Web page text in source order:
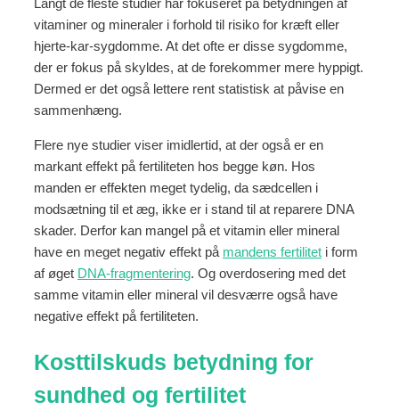
Langt de fleste studier har fokuseret på betydningen af
vitaminer og mineraler i forhold til risiko for kræft eller
hjerte-kar-sygdomme. At det ofte er disse sygdomme,
der er fokus på skyldes, at de forekommer mere hyppigt.
Dermed er det også lettere rent statistisk at påvise en
sammenhæng.
Flere nye studier viser imidlertid, at der også er en
markant effekt på fertiliteten hos begge køn. Hos
manden er effekten meget tydelig, da sædcellen i
modsætning til et æg, ikke er i stand til at reparere DNA
skader. Derfor kan mangel på et vitamin eller mineral
have en meget negativ effekt på mandens fertilitet i form
af øget DNA-fragmentering. Og overdosering med det
samme vitamin eller mineral vil desværre også have
negative effekt på fertiliteten.
Kosttilskuds betydning for
sundhed og fertilitet